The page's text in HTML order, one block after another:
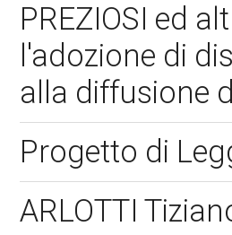
PREZIOSI ed
l'adozione di
alla diffusione
Progetto di
ARLOTTI